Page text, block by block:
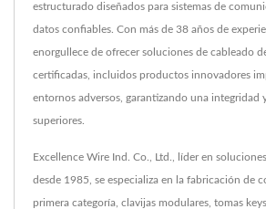
estructurado diseñados para sistemas de
datos confiables. Con más de 38 años de
enorgullece de ofrecer soluciones de cableado
certificadas, incluidos productos innovadores
entornos adversos, garantizando una integridad
superiores.
Excellence Wire Ind. Co., Ltd., líder en
desde 1985, se especializa en la fabricación de
primera categoría, clavijas modulares, tomas